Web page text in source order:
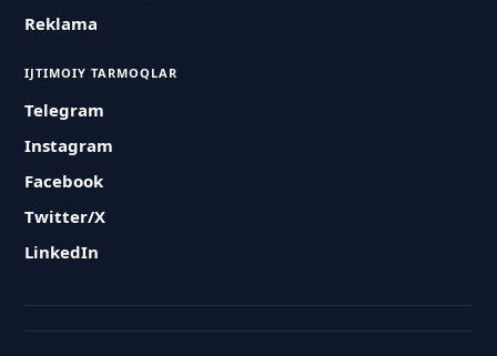
Reklama
IJTIMOIY TARMOQLAR
Telegram
Instagram
Facebook
Twitter/X
LinkedIn